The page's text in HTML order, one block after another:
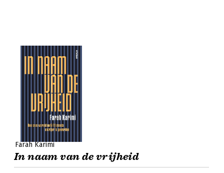
Farah Karimi
In naam van de vrijheid